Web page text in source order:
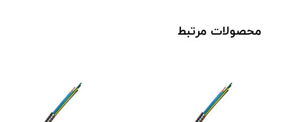
محصولات مرتبط